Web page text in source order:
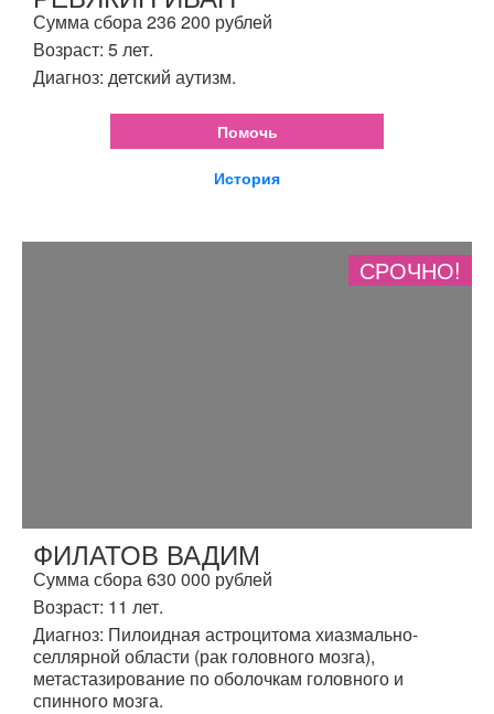
Сумма сбора 236 200 рублей
Возраст: 5 лет.
Диагноз: детский аутизм.
Помочь
История
СРОЧНО!
ФИЛАТОВ ВАДИМ
Сумма сбора 630 000 рублей
Возраст: 11 лет.
Диагноз: Пилоидная астроцитома хиазмально-
селлярной области (рак головного мозга),
метастазирование по оболочкам головного и
спинного мозга.